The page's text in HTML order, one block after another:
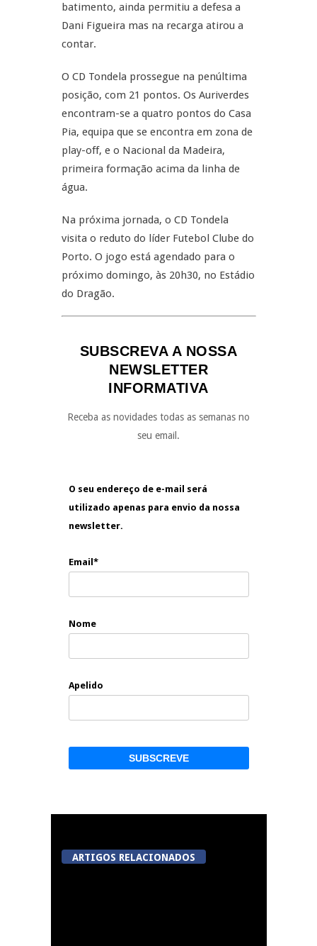
batimento, ainda permitiu a defesa a
Dani Figueira mas na recarga atirou a
contar.
O CD Tondela prossegue na penúltima
posição, com 21 pontos. Os Auriverdes
encontram-se a quatro pontos do Casa
Pia, equipa que se encontra em zona de
play-off, e o Nacional da Madeira,
primeira formação acima da linha de
água.
Na próxima jornada, o CD Tondela
visita o reduto do líder Futebol Clube do
Porto. O jogo está agendado para o
próximo domingo, às 20h30, no Estádio
do Dragão.
SUBSCREVA A NOSSA
NEWSLETTER
INFORMATIVA
Receba as novidades todas as semanas no
seu email.
O seu endereço de e-mail será
utilizado apenas para envio da nossa
newsletter.
Email*
Nome
Apelido
ARTIGOS RELACIONADOS